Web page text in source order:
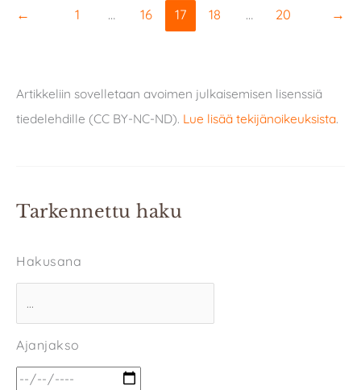
← 1 … 16 17 18 … 20 →
Artikkeliin sovelletaan avoimen julkaisemisen lisenssiä
tiedelehdille (CC BY-NC-ND). Lue lisää tekijänoikeuksista.
Tarkennettu haku
Hakusana
Ajanjakso